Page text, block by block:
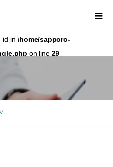
in /home/sapporo-
on line 29